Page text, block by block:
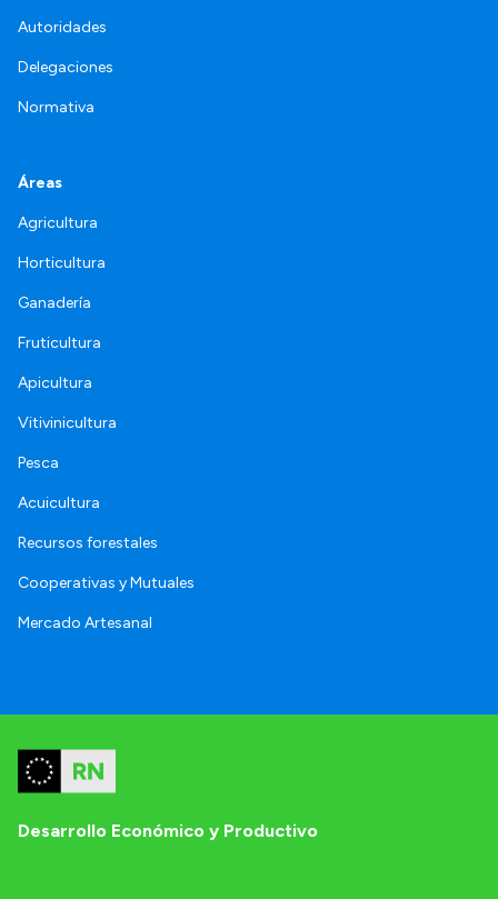
Autoridades
Delegaciones
Normativa
Áreas
Agricultura
Horticultura
Ganadería
Fruticultura
Apicultura
Vitivinicultura
Pesca
Acuicultura
Recursos forestales
Cooperativas y Mutuales
Mercado Artesanal
Desarrollo Económico y Productivo